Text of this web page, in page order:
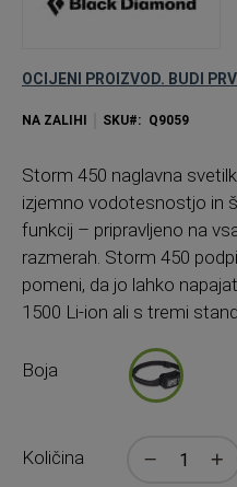
images
OCIJENI PROIZVOD. BUDI
NA ZALIHI SKU Q9059
Storm 450 naglavna
izjemno vodotesnostjo in
funkcij – pripravljeno na
razmerah. Storm 450
pomeni, da jo lahko
1500 Li-ion ali s tremi
Boja
Količina